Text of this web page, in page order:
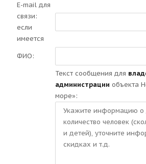
E-mail для
связи:
если
имеется
ФИО:
Текст сообщения для
администрации объекта
море»: